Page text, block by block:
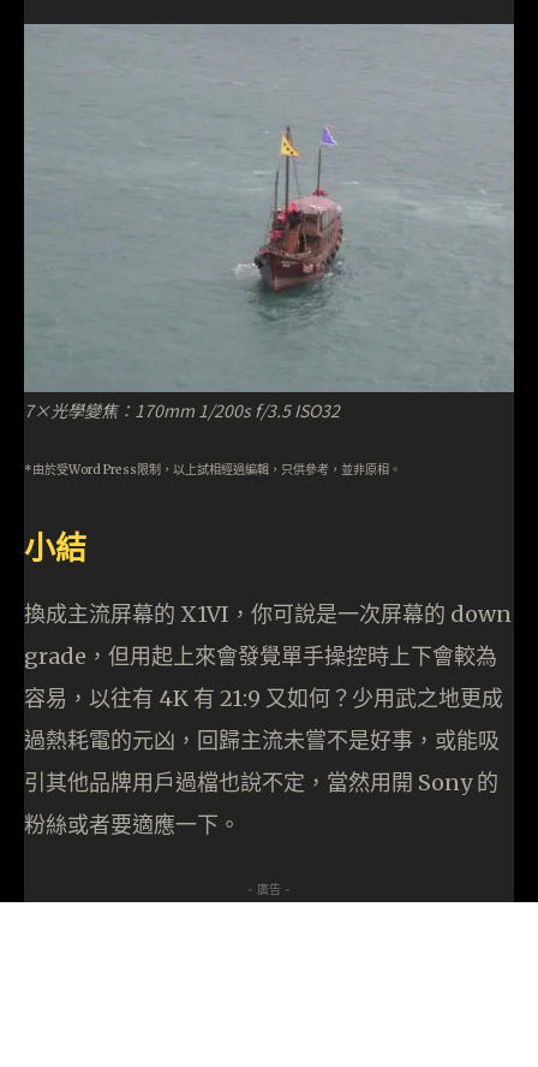
7×光學變焦：170mm 1/200s f/3.5 ISO32
*由於受Word Press限制，以上試相經過編輯，只供參考，並非原相。
小結
換成主流屏幕的 X1VI，你可說是一次屏幕的 down
grade，但用起上來會發覺單手操控時上下會較為
容易，以往有 4K 有 21:9 又如何？少用武之地更成
過熱耗電的元凶，回歸主流未嘗不是好事，或能吸
引其他品牌用戶過檔也說不定，當然用開 Sony 的
粉絲或者要適應一下。
- 廣告 -